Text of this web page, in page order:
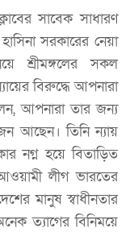
সাবেক সাধারণ
সরকারের নেয়া
শ্রীমঙ্গলের সকল
বিরুদ্ধে আপনারা
আপনারা তার জন্য
আছেন। তিনি ন্যায়
নগ্ন হয়ে বিতাড়িত
লীগ ভারতের
মানুষ স্বাধীনতার
ত্যাগের বিনিময়ে